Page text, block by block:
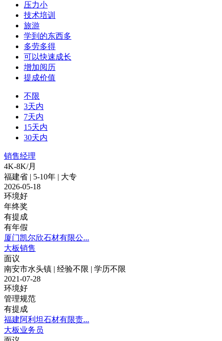
压力小
技术培训
旅游
学到的东西多
多劳多得
可以快速成长
增加阅历
提成价值
不限
3天内
7天内
15天内
30天内
销售经理
4K-8K/月
福建省 | 5-10年 | 大专
2026-05-18
环境好
年终奖
有提成
有年假
厦门凯尔欣石材有限公...
大板销售
面议
南安市水头镇 | 经验不限 | 学历不限
2021-07-28
环境好
管理规范
有提成
福建阿利坦石材有限责...
大板业务员